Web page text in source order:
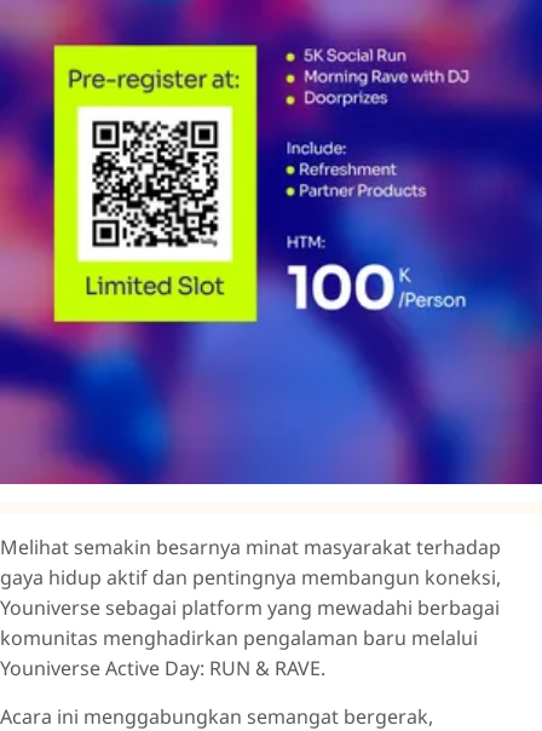
Melihat semakin besarnya minat masyarakat terhadap
gaya hidup aktif dan pentingnya membangun koneksi,
Youniverse sebagai platform yang mewadahi berbagai
komunitas menghadirkan pengalaman baru melalui
Youniverse Active Day: RUN & RAVE.
Acara ini menggabungkan semangat bergerak,